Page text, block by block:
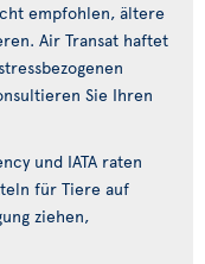
empfohlen, ältere
Air Transat haftet
Sie Ihren
und IATA raten
für Tiere auf
ziehen,